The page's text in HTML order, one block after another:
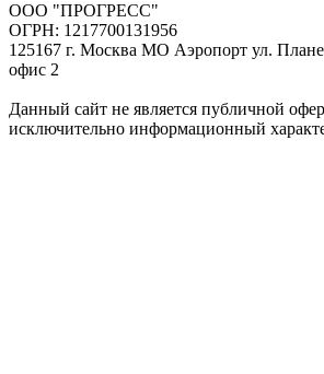
ООО "ПРОГРЕСС"
ОГРН: 1217700131956
125167 г. Москва МО Аэропорт ул.
офис 2
Данный сайт не является публичной
исключительно информационный